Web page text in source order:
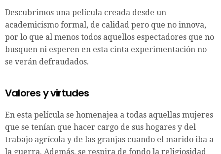
Descubrimos una película creada desde un
academicismo formal, de calidad pero que no innova,
por lo que al menos todos aquellos espectadores que no
busquen ni esperen en esta cinta experimentación no
se verán defraudados.
Valores y virtudes
En esta película se homenajea a todas aquellas mujeres
que se tenían que hacer cargo de sus hogares y del
trabajo agrícola y de las granjas cuando el marido iba a
la guerra. Además, se respira de fondo la religiosidad